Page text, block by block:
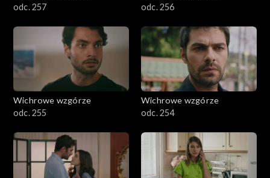
odc. 257
odc. 256
Wichrowe wzgórze
odc. 255
Wichrowe wzgórze
odc. 254